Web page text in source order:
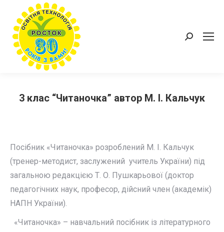
Пошук:
3 клас “Читаночка” автор М. І. Кальчук
Посібник «Читаночка» розроблений М. І. Кальчук
(тренер-методист, заслужений учитель України) під
загальною редакцією Т. О. Пушкарьової (доктор
педагогічних наук, професор, дійсний член (академік)
НАПН України).
«Читаночка» – навчальний посібник із літературного